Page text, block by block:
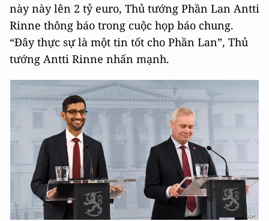
này này lên 2 tỷ euro, Thủ tướng Phần Lan Antti
Rinne thông báo trong cuộc họp báo chung.
“Đây thực sự là một tin tốt cho Phần Lan”, Thủ
tướng Antti Rinne nhấn mạnh.